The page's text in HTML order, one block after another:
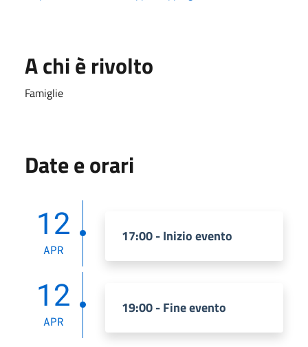
A chi è rivolto
Famiglie
Date e orari
12
APR
17:00 - Inizio evento
12
APR
19:00 - Fine evento